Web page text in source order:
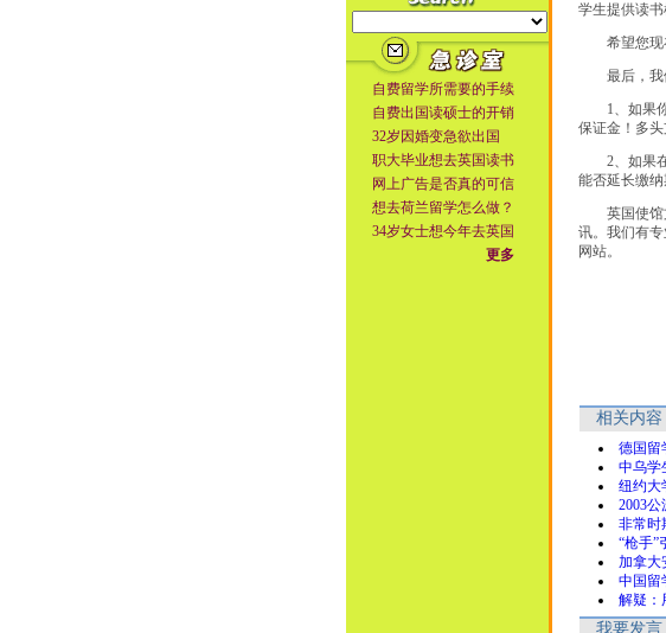
自费留学所需要的手续
自费出国读硕士的开销
32岁因婚变急欲出国
职大毕业想去英国读书
网上广告是否真的可信
想去荷兰留学怎么做？
34岁女士想今年去英国
更多
学生提供读书
希望您现在
最后，我
1、如果你
保证金！多头
2、如果在
能否延长缴纳
英国使馆文
讯。我们有
网站。
相关内容
德国留
中乌学
纽约大
2003
非常时
“枪手”
加拿大
中国留
解疑：
我要发言